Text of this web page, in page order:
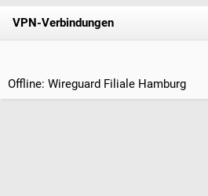
VPN-Verbindungen
Offline: Wireguard Filiale Hamburg